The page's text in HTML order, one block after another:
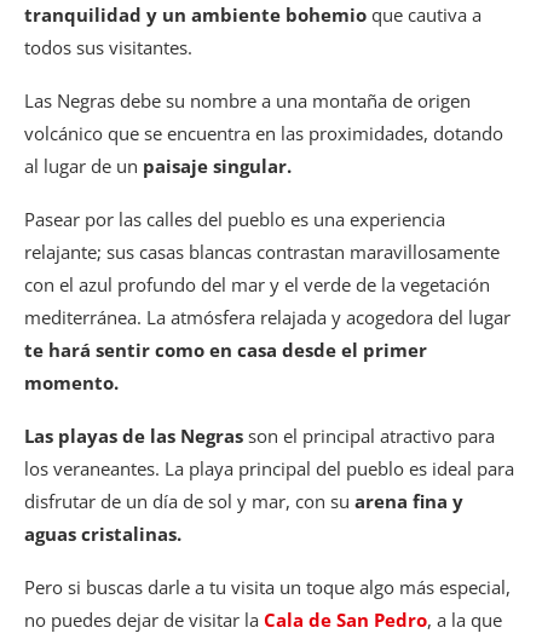
tranquilidad y un ambiente bohemio que cautiva a
todos sus visitantes.
Las Negras debe su nombre a una montaña de origen
volcánico que se encuentra en las proximidades, dotando
al lugar de un paisaje singular.
Pasear por las calles del pueblo es una experiencia
relajante; sus casas blancas contrastan maravillosamente
con el azul profundo del mar y el verde de la vegetación
mediterránea. La atmósfera relajada y acogedora del lugar
te hará sentir como en casa desde el primer
momento.
Las playas de las Negras son el principal atractivo para
los veraneantes. La playa principal del pueblo es ideal para
disfrutar de un día de sol y mar, con su arena fina y
aguas cristalinas.
Pero si buscas darle a tu visita un toque algo más especial,
no puedes dejar de visitar la Cala de San Pedro, a la que